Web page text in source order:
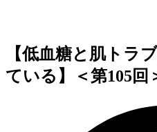
【低血糖と肌トラ
ている】＜第105回